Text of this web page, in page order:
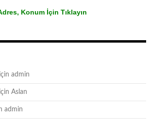
Konum İçin Tıklayın
için admin
için Aslan
admin